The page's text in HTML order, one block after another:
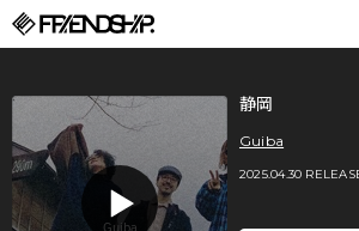
静岡
Guiba
2025.04.30